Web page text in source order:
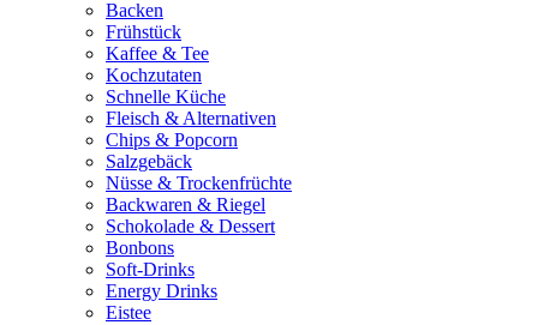
Backen
Frühstück
Kaffee & Tee
Kochzutaten
Schnelle Küche
Fleisch & Alternativen
Chips & Popcorn
Salzgebäck
Nüsse & Trockenfrüchte
Backwaren & Riegel
Schokolade & Dessert
Bonbons
Soft-Drinks
Energy Drinks
Eistee